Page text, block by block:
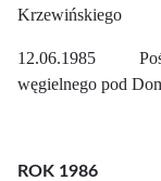
Krzewińskiego
12.06.1985
węgielnego pod
ROK 1986